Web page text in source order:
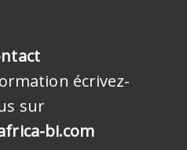
écrivez-
sur
bi.com